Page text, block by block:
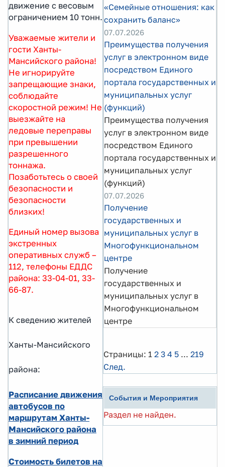
движение с весовым
ограничением 10 тонн.
Уважаемые жители и
гости Ханты-
Мансийского района!
Не игнорируйте
запрещающие знаки,
соблюдайте
скоростной режим! Не
выезжайте на
ледовые переправы
при превышении
разрешенного
тоннажа.
Позаботьтесь о своей
безопасности и
безопасности
близких!
Единый номер вызова
экстренных
оперативных служб –
112, телефоны ЕДДС
района: 33-04-01, 33-
66-87.
К сведению жителей
Ханты-Мансийского
района:
Расписание движения
автобусов по
маршрутам Ханты-
Мансийского района
в зимний период
Стоимость билетов на
«Семейные отношения: как
сохранить баланс»
07.07.2026
Преимущества получения
услуг в электронном виде
посредством Единого
портала государственных и
муниципальных услуг
(функций)
Преимущества получения
услуг в электронном виде
посредством Единого
портала государственных и
муниципальных услуг
(функций)
07.07.2026
Получение
государственных и
муниципальных услуг в
Многофункциональном
центре
Получение
государственных и
муниципальных услуг в
Многофункциональном
центре
Страницы: 1 2 3 4 5 ... 219
След.
События и Мероприятия
Раздел не найден.